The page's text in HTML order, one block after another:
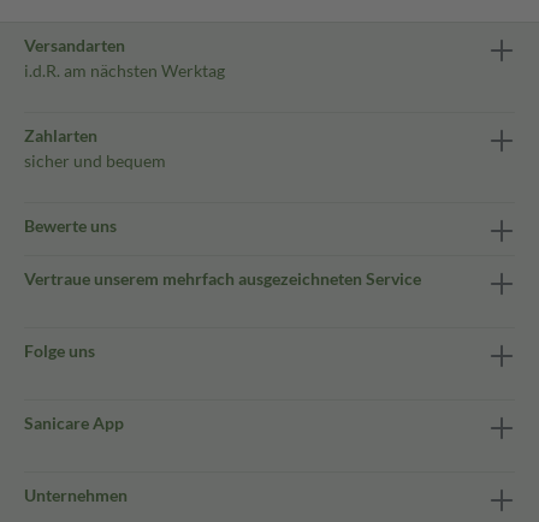
Versandarten
i.d.R. am nächsten Werktag
Zahlarten
sicher und bequem
Bewerte uns
Vertraue unserem mehrfach ausgezeichneten Service
Folge uns
Sanicare App
Unternehmen